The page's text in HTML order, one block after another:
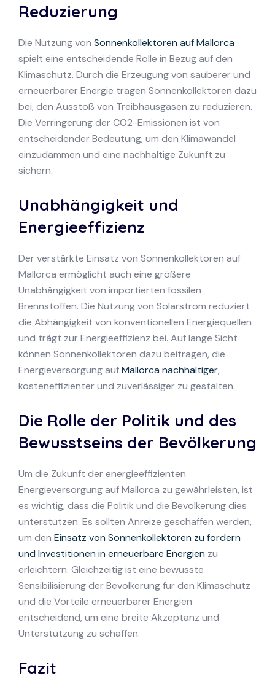
Reduzierung
Die Nutzung von Sonnenkollektoren auf Mallorca
spielt eine entscheidende Rolle in Bezug auf den
Klimaschutz. Durch die Erzeugung von sauberer und
erneuerbarer Energie tragen Sonnenkollektoren dazu
bei, den Ausstoß von Treibhausgasen zu reduzieren.
Die Verringerung der CO2-Emissionen ist von
entscheidender Bedeutung, um den Klimawandel
einzudämmen und eine nachhaltige Zukunft zu
sichern.
Unabhängigkeit und
Energieeffizienz
Der verstärkte Einsatz von Sonnenkollektoren auf
Mallorca ermöglicht auch eine größere
Unabhängigkeit von importierten fossilen
Brennstoffen. Die Nutzung von Solarstrom reduziert
die Abhängigkeit von konventionellen Energiequellen
und trägt zur Energieeffizienz bei. Auf lange Sicht
können Sonnenkollektoren dazu beitragen, die
Energieversorgung aufMallorca nachhaltiger,
kosteneffizienter und zuverlässiger zu gestalten.
Die Rolle der Politik und des
Bewusstseins der Bevölkerung
Um die Zukunft der energieeffizienten
Energieversorgung auf Mallorca zu gewährleisten, ist
es wichtig, dass die Politik und die Bevölkerung dies
unterstützen. Es sollten Anreize geschaffen werden,
um den Einsatz von Sonnenkollektoren zu fördern
und Investitionen in erneuerbare Energien zu
erleichtern. Gleichzeitig ist eine bewusste
Sensibilisierung der Bevölkerung für den Klimaschutz
und die Vorteile erneuerbarer Energien
entscheidend, um eine breite Akzeptanz und
Unterstützung zu schaffen.
Fazit